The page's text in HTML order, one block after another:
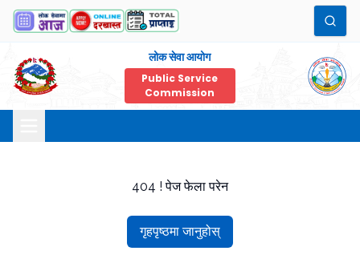
लोक सेवा आयोग
Public Service
Commission
404 ! पेज फेला परेन
गृहपृष्ठमा जानुहोस्